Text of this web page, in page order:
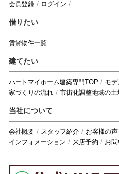
会員登録
ログイン
借りたい
賃貸物件一覧
建てたい
ハートマイホーム建築専門TOP モ
家づくりの流れ
市街化調整地域の土
当社について
会社概要 スタッフ紹介 お客様の声
インフォメーション
来店予約 お